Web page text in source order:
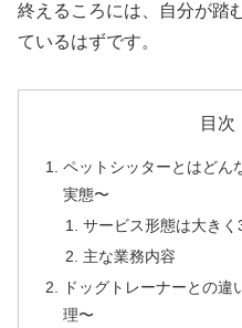
終えるころには、自分が踏
ているはずです。
目次
ペットシッターとはどん
実態〜
サービス形態は大きく
主な業務内容
ドッグトレーナーとの
理〜